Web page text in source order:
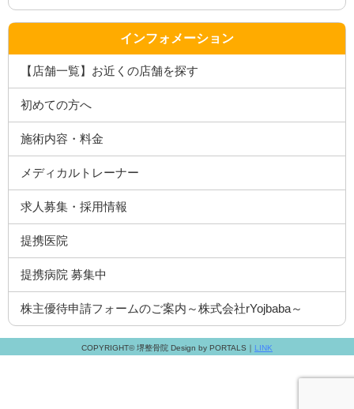
インフォメーション
【店舗一覧】お近くの店舗を探す
初めての方へ
施術内容・料金
メディカルトレーナー
求人募集・採用情報
提携医院
提携病院 募集中
株主優待申請フォームのご案内～株式会社rYojbaba～
COPYRIGHT© 堺整骨院 Design by PORTALS｜ LINK